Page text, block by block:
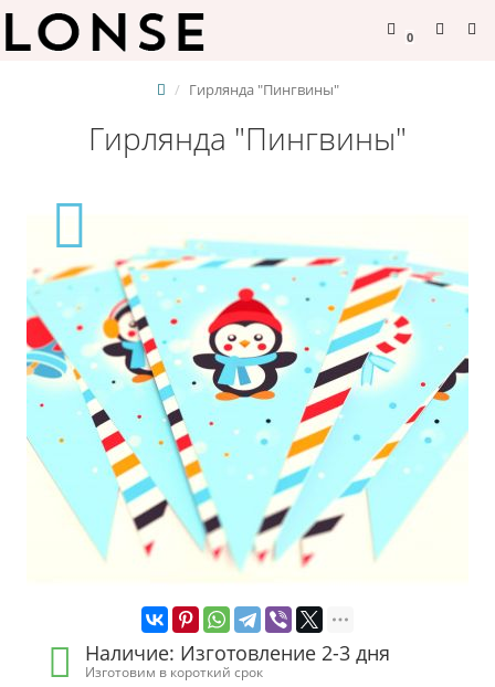
0
Гирлянда "Пингвины"
Гирлянда "Пингвины"
Наличие: Изготовление 2-3 дня
Изготовим в короткий срок